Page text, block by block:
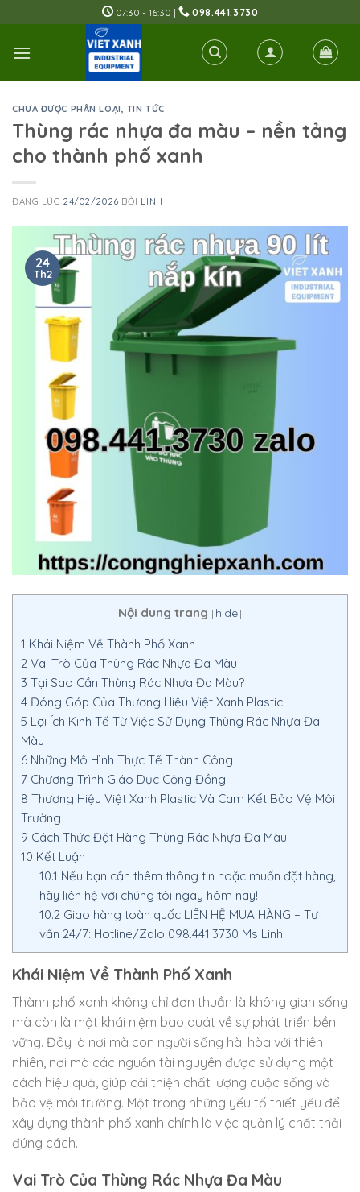
to
content
07:30 - 16:30 | 098.441.3730
CHƯA ĐƯỢC PHÂN LOẠI, TIN TỨC
Thùng rác nhựa đa màu – nền tảng
cho thành phố xanh
ĐĂNG LÚC 24/02/2026 BỞI LINH
24
Th2
Nội dung trang [hide]
1 Khái Niệm Về Thành Phố Xanh
2 Vai Trò Của Thùng Rác Nhựa Đa Màu
3 Tại Sao Cần Thùng Rác Nhựa Đa Màu?
4 Đóng Góp Của Thương Hiệu Việt Xanh Plastic
5 Lợi Ích Kinh Tế Từ Việc Sử Dụng Thùng Rác Nhựa Đa
Màu
6 Những Mô Hình Thực Tế Thành Công
7 Chương Trình Giáo Dục Cộng Đồng
8 Thương Hiệu Việt Xanh Plastic Và Cam Kết Bảo Vệ Môi
Trường
9 Cách Thức Đặt Hàng Thùng Rác Nhựa Đa Màu
10 Kết Luận
10.1 Nếu bạn cần thêm thông tin hoặc muốn đặt hàng,
hãy liên hệ với chúng tôi ngay hôm nay!
10.2Giao hàng toàn quốc LIÊN HỆ MUA HÀNG – Tư
vấn 24/7: Hotline/Zalo 098.441.3730 Ms Linh
Khái Niệm Về Thành Phố Xanh
Thành phố xanh không chỉ đơn thuần là không gian sống
mà còn là một khái niệm bao quát về sự phát triển bền
vững. Đây là nơi mà con người sống hài hòa với thiên
nhiên, nơi mà các nguồn tài nguyên được sử dụng một
cách hiệu quả, giúp cải thiện chất lượng cuộc sống và
bảo vệ môi trường. Một trong những yếu tố thiết yếu để
xây dựng thành phố xanh chính là việc quản lý chất thải
đúng cách.
Vai Trò Của Thùng Rác Nhựa Đa Màu